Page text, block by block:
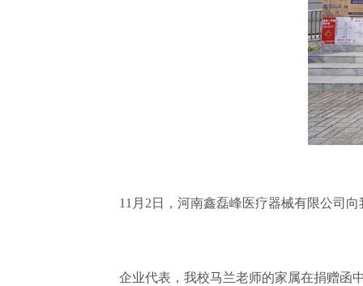
11月2日，河南鑫磊峰医疗器械有限公司
企业代表，我校马兰老师的家属在捐赠函